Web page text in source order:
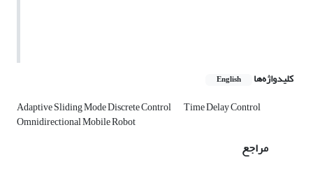
کلیدواژه‌ها English
Adaptive Sliding Mode Discrete Control Time Delay Control
Omnidirectional Mobile Robot
مراجع